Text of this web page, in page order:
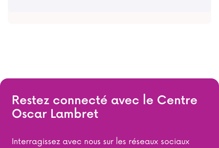
Restez connecté avec le Centre
Oscar Lambret
Interragissez avec nous sur les réseaux sociaux